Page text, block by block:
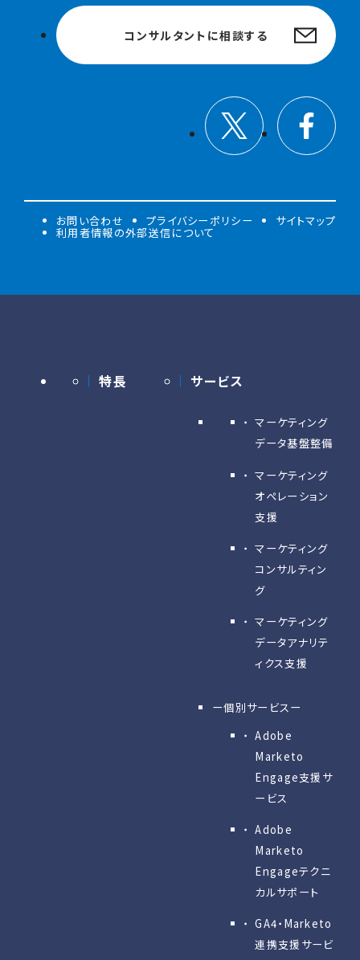
コンサルタントに相談する
お問い合わせ プライバシーポリシー サイトマップ
利用者情報の外部送信について
特長 サービス
マーケティング
データ基盤整備
マーケティング
オペレーション
支援
マーケティング
コンサルティン
グ
マーケティング
データアナリテ
ィクス支援
ー個別サービスー
Adobe
Marketo
Engage⽀援サ
ービス
Adobe
Marketo
Engageテクニ
カルサポート
GA4・Marketo
連携支援サービ